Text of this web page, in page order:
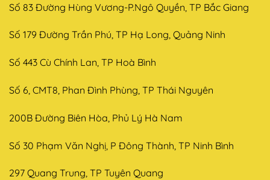
Số 83 Đường Hùng Vương-P.Ngô Quyền, TP Bắc Giang
Số 179 Đường Trần Phú, TP Hạ Long, Quảng Ninh
Số 443 Cù Chính Lan, TP Hoà Bình
Số 6, CMT8, Phan Đình Phùng, TP Thái Nguyên
200B Đường Biên Hòa, Phủ Lý Hà Nam
Số 30 Phạm Văn Nghị, P Đông Thành, TP Ninh Bình
297 Quang Trung, TP Tuyên Quang